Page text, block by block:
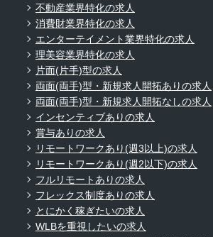
不動産業界特化の求人
消費財業界特化の求人
エンターテイメント業界特化の求人
理美容業界特化の求人
片面(片手)型の求人
両面(両手)型・新規求人開拓ありの求人
両面(両手)型・新規求人開拓なしの求人
インセンティブありの求人
賞与ありの求人
リモートワークあり(週3以上)の求人
リモートワークあり(週2以下)の求人
フルリモートありの求人
フレックス制度ありの求人
とにかく稼ぎたいの求人
WLBを重視したいの求人